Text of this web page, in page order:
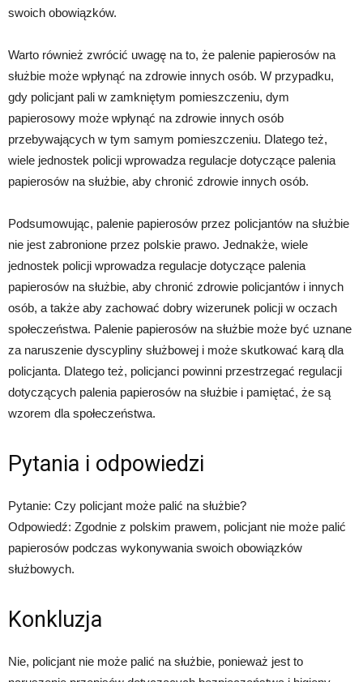
swoich obowiązków.
Warto również zwrócić uwagę na to, że palenie papierosów na
służbie może wpłynąć na zdrowie innych osób. W przypadku,
gdy policjant pali w zamkniętym pomieszczeniu, dym
papierosowy może wpłynąć na zdrowie innych osób
przebywających w tym samym pomieszczeniu. Dlatego też,
wiele jednostek policji wprowadza regulacje dotyczące palenia
papierosów na służbie, aby chronić zdrowie innych osób.
Podsumowując, palenie papierosów przez policjantów na służbie
nie jest zabronione przez polskie prawo. Jednakże, wiele
jednostek policji wprowadza regulacje dotyczące palenia
papierosów na służbie, aby chronić zdrowie policjantów i innych
osób, a także aby zachować dobry wizerunek policji w oczach
społeczeństwa. Palenie papierosów na służbie może być uznane
za naruszenie dyscypliny służbowej i może skutkować karą dla
policjanta. Dlatego też, policjanci powinni przestrzegać regulacji
dotyczących palenia papierosów na służbie i pamiętać, że są
wzorem dla społeczeństwa.
Pytania i odpowiedzi
Pytanie: Czy policjant może palić na służbie?
Odpowiedź: Zgodnie z polskim prawem, policjant nie może palić
papierosów podczas wykonywania swoich obowiązków
służbowych.
Konkluzja
Nie, policjant nie może palić na służbie, ponieważ jest to